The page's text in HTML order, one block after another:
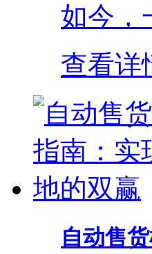
如今，
查看详
自动售